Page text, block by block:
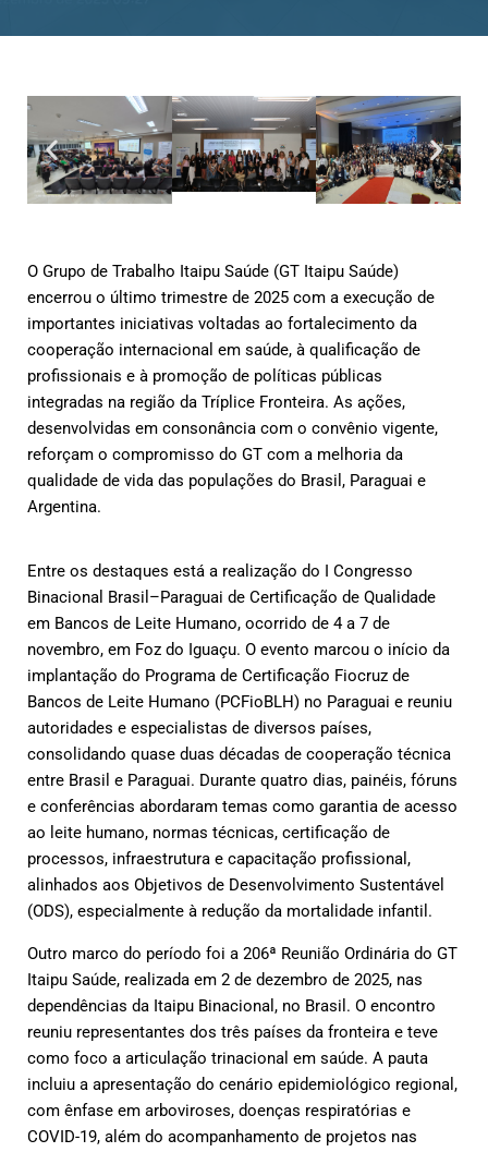
O Grupo de Trabalho Itaipu Saúde (GT Itaipu Saúde)
encerrou o último trimestre de 2025 com a execução de
importantes iniciativas voltadas ao fortalecimento da
cooperação internacional em saúde, à qualificação de
profissionais e à promoção de políticas públicas
integradas na região da Tríplice Fronteira. As ações,
desenvolvidas em consonância com o convênio vigente,
reforçam o compromisso do GT com a melhoria da
qualidade de vida das populações do Brasil, Paraguai e
Argentina.
Entre os destaques está a realização do I Congresso
Binacional Brasil–Paraguai de Certificação de Qualidade
em Bancos de Leite Humano, ocorrido de 4 a 7 de
novembro, em Foz do Iguaçu. O evento marcou o início da
implantação do Programa de Certificação Fiocruz de
Bancos de Leite Humano (PCFioBLH) no Paraguai e reuniu
autoridades e especialistas de diversos países,
consolidando quase duas décadas de cooperação técnica
entre Brasil e Paraguai. Durante quatro dias, painéis, fóruns
e conferências abordaram temas como garantia de acesso
ao leite humano, normas técnicas, certificação de
processos, infraestrutura e capacitação profissional,
alinhados aos Objetivos de Desenvolvimento Sustentável
(ODS), especialmente à redução da mortalidade infantil.
Outro marco do período foi a 206ª Reunião Ordinária do GT
Itaipu Saúde, realizada em 2 de dezembro de 2025, nas
dependências da Itaipu Binacional, no Brasil. O encontro
reuniu representantes dos três países da fronteira e teve
como foco a articulação trinacional em saúde. A pauta
incluiu a apresentação do cenário epidemiológico regional,
com ênfase em arboviroses, doenças respiratórias e
COVID-19, além do acompanhamento de projetos nas